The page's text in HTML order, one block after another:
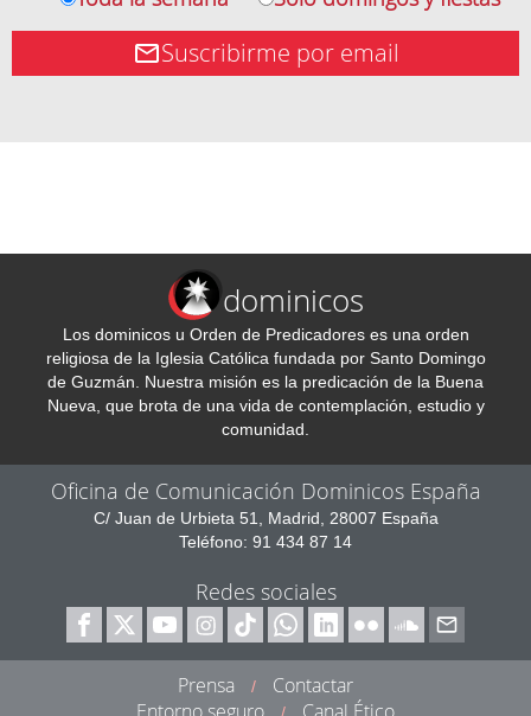
Suscribirme por email
dominicos
Los dominicos u Orden de Predicadores es una orden
religiosa de la Iglesia Católica fundada por Santo Domingo
de Guzmán. Nuestra misión es la predicación de la Buena
Nueva, que brota de una vida de contemplación, estudio y
comunidad.
Oficina de Comunicación Dominicos España
C/ Juan de Urbieta 51, Madrid, 28007 España
Teléfono: 91 434 87 14
Redes sociales
Prensa /
Contactar